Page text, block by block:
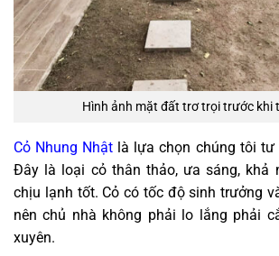
Hình ảnh mặt đất trơ trọi trước khi
Cỏ Nhung Nhật là lựa chọn chúng tôi tư
Đây là loại cỏ thân thảo, ưa sáng, khả
chịu lạnh tốt. Cỏ có tốc độ sinh trưởng
nên chủ nhà không phải lo lắng phải
xuyên.